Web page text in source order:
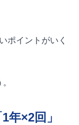
ポイントがいく
年×2回」